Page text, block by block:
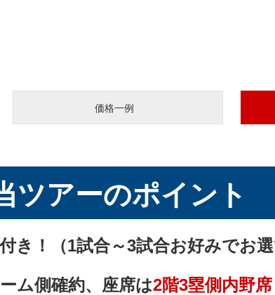
価格一例
ツアーのポイント
き！（1試合～3試合お好みでお
ム側確約、座席は2階3塁側内野